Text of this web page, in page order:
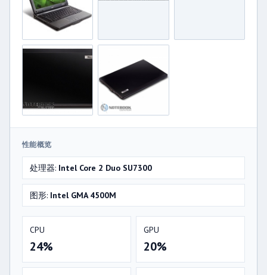
性能概览
处理器: Intel Core 2 Duo SU7300
图形: Intel GMA 4500M
CPU
24%
GPU
20%